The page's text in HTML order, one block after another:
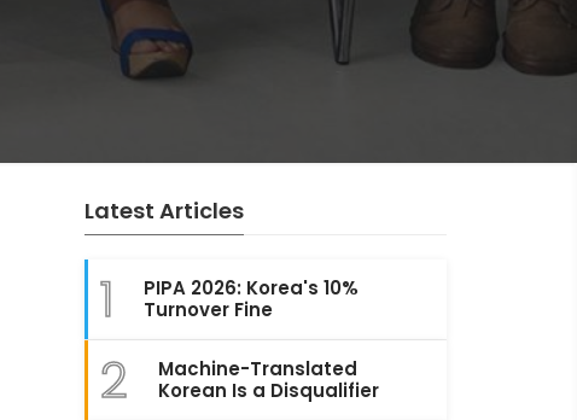
Latest Articles
1
PIPA 2026: Korea's 10%
Turnover Fine
2
Machine-Translated
Korean Is a Disqualifier